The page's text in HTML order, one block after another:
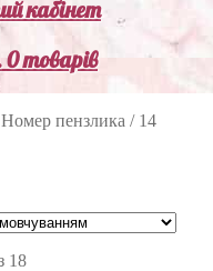
кабінет
0 товарів
пензлика / 14
18